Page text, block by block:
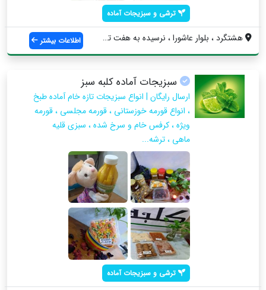
ترشی و سبزیجات آماده
هشتگرد ، بلوار عاشورا ، نرسیده به هفت تی... اطلاعات بیشتر
سبزیجات آماده کلبه سبز
ارسال رایگان | انواع سبزیجات تازه خام آماده طبخ
، انواع قورمه خوزستانی ، قورمه مجلسی ، قورمه
ویژه ، کرفس خام و سرخ شده ، سبزی قلیه
ماهی ، ترشه...
ترشی و سبزیجات آماده